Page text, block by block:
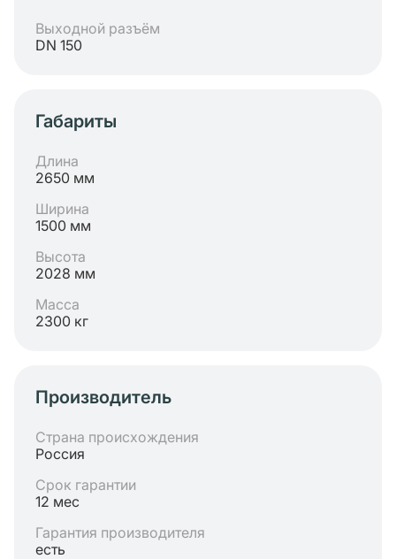
Выходной разъём
DN 150
Габариты
Длина
2650 мм
Ширина
1500 мм
Высота
2028 мм
Масса
2300 кг
Производитель
Страна происхождения
Россия
Срок гарантии
12 мес
Гарантия производителя
есть